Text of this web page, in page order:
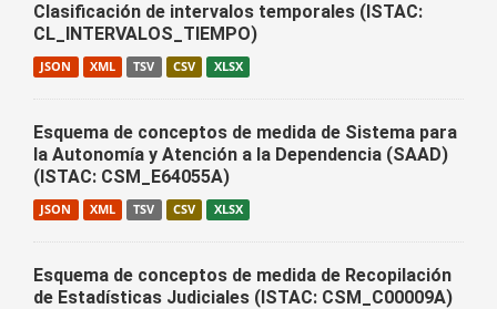
Clasificación de intervalos temporales (ISTAC:
CL_INTERVALOS_TIEMPO)
JSON XML TSV CSV XLSX
Esquema de conceptos de medida de Sistema para
la Autonomía y Atención a la Dependencia (SAAD)
(ISTAC: CSM_E64055A)
JSON XML TSV CSV XLSX
Esquema de conceptos de medida de Recopilación
de Estadísticas Judiciales (ISTAC: CSM_C00009A)